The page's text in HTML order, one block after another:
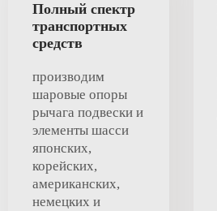
Полный спектр
транспортных
средств
производим
шаровые опоры
рычага подвески и
элементы шасси
японских,
корейских,
американских,
немецких и